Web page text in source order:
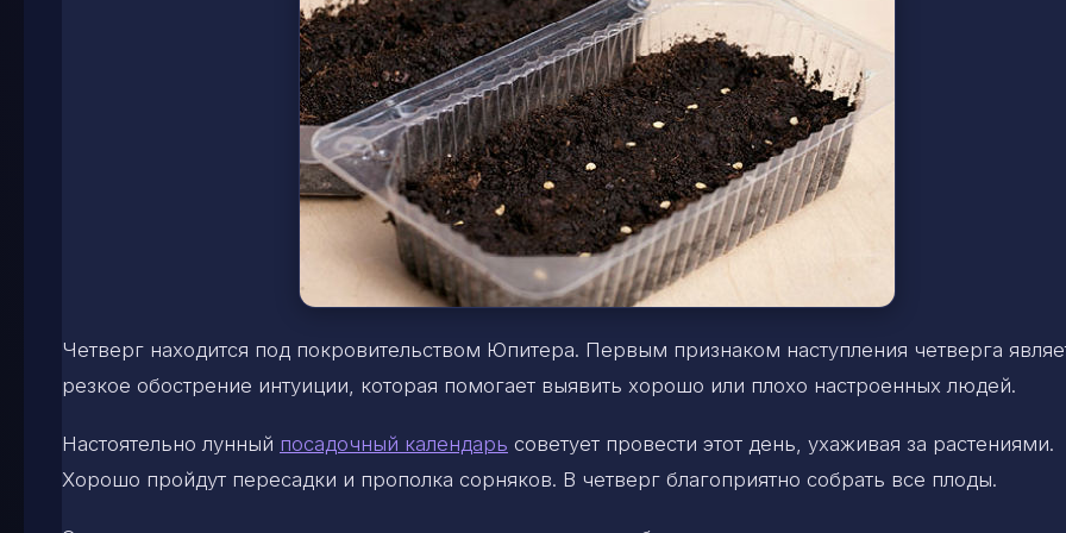
Четверг находится под покровительством Юпитера. Первым признаком наступления четверга
резкое обострение интуиции, которая помогает выявить хорошо или плохо настроенных людей.
Настоятельно лунный посадочный календарь советует провести этот день, ухаживая за растениями.
Хорошо пройдут пересадки и прополка сорняков. В четверг благоприятно собрать все плоды.